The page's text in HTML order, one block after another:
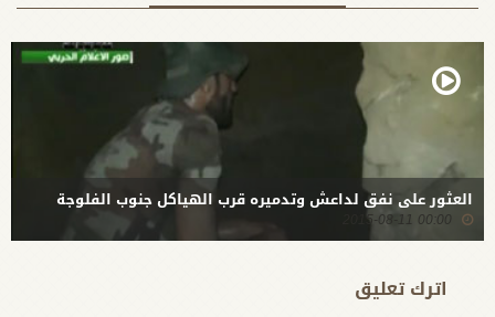
العثور على نفق لداعش وتدميره قرب الهياكل جنوب الفلوجة
00:00 2015-08-11
اترك تعلیق